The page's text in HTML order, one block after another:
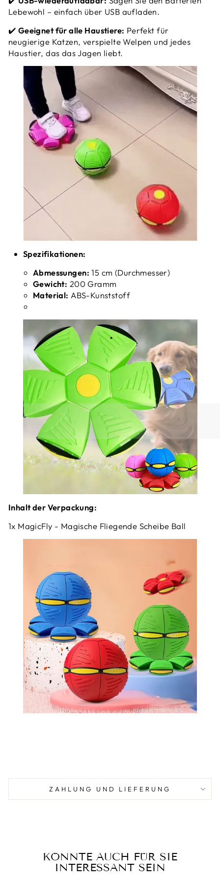
Lebewohl – einfach über USB aufladen.
✔️ Geeignet für alle Haustiere: Perfekt für
neugierige Katzen, verspielte Welpen und jedes
Haustier, das das Jagen liebt.
Spezifikationen:
Abmessungen: 15 cm (Durchmesser)
Gewicht: 200 Gramm
Material: ABS-Kunststoff
Inhalt der Verpackung:
1x MagicFly - Magische Fliegende Scheibe Ball
ZAHLUNG UND LIEFERUNG
KÖNNTE AUCH FÜR SIE
INTERESSANT SEIN